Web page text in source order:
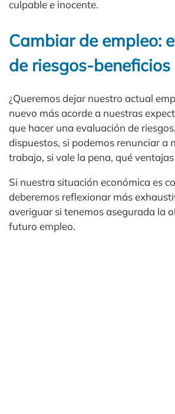
culpable e inocente.
Cambiar de empleo:
de riesgos-beneficios
¿Queremos dejar nuestro actual
nuevo más acorde a nuestras
que hacer una evaluación de
dispuestos, si podemos renunciar a
trabajo, si vale la pena, qué
Si nuestra situación económica es
deberemos reflexionar más
averiguar si tenemos asegurada la
futuro empleo.